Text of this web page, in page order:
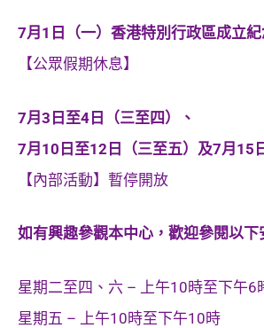
7月1日（一）香港特別行政區成立紀
【公眾假期休息】
7月3日至4日（三至四）、
7月10日至12日（三至五）及7月15
【內部活動】暫停開放
如有興趣參觀本中心，歡迎參閱以下
星期二至四、六 – 上午10時至下午6
星期五 – 上午10時至下午10時